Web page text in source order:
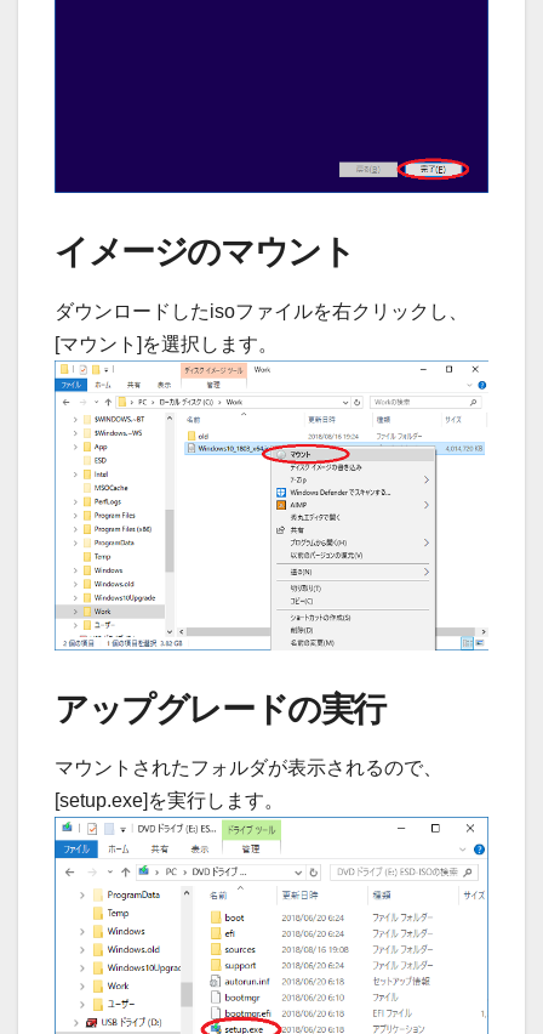
イメージのマウント
ダウンロードしたisoファイルを右クリックし、
[マウント]を選択します。
アップグレードの実行
マウントされたフォルダが表示されるので、
[setup.exe]を実行します。